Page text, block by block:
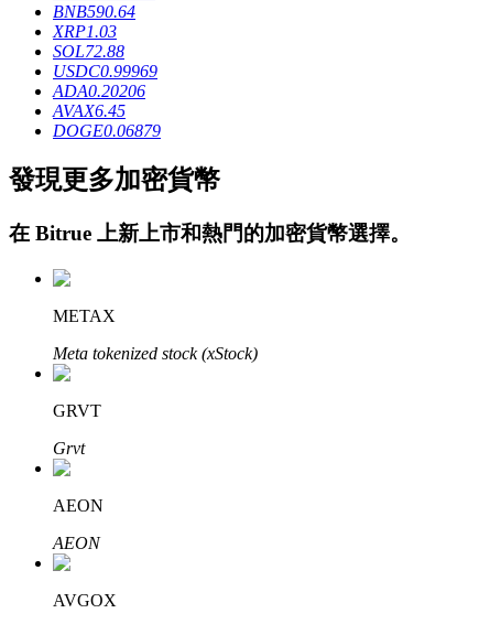
Launchpool
活期質押獲得熱門資產
借貸寶
借貸數字貨幣，及時且安全的服務
BNB590.64
XRP1.03
SOL72.88
USDC0.99969
ADA0.20206
AVAX6.45
DOGE0.06879
發現更多加密貨幣
在 Bitrue 上新上市和熱門的加密貨幣選擇。
METAX
Meta tokenized stock (xStock)
GRVT
Grvt
AEON
AEON
AVGOX